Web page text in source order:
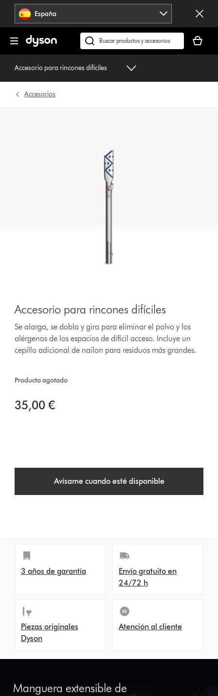
Omitir
navegación España
Buscar
en
dyson.es
cesta
está
Accesorio para rincones difíciles
Accesorios
Accesorio para rincones difíciles
Se alarga, se dobla y gira para eliminar el polvo y los
alérgenos de los espacios de difícil acceso. Incluye un
cepillo adicional de nailon para residuos más grandes.
Producto agotado
35,00 €
Avísame cuando esté disponible
3 años de garantía
Envío gratuito en
24/72 h
Piezas originales
Dyson
Atención al cliente
Manguera extensible de